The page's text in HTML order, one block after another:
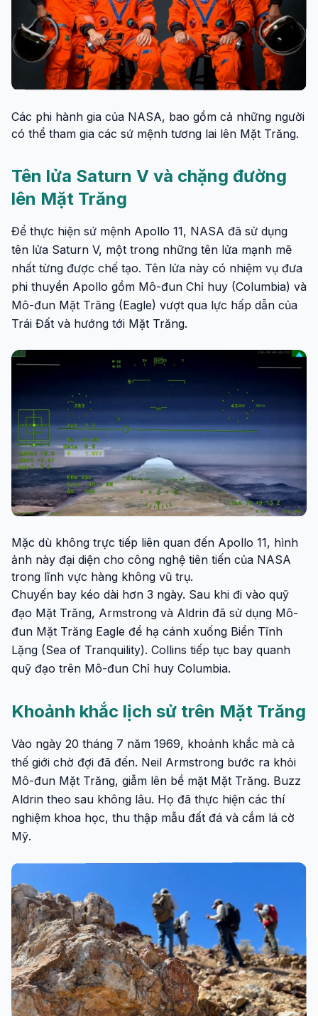
Các phi hành gia của NASA, bao gồm cả những người
có thể tham gia các sứ mệnh tương lai lên Mặt Trăng.
Tên lửa Saturn V và chặng đường
lên Mặt Trăng
Để thực hiện sứ mệnh Apollo 11, NASA đã sử dụng
tên lửa Saturn V, một trong những tên lửa mạnh mẽ
nhất từng được chế tạo. Tên lửa này có nhiệm vụ đưa
phi thuyền Apollo gồm Mô-đun Chỉ huy (Columbia) và
Mô-đun Mặt Trăng (Eagle) vượt qua lực hấp dẫn của
Trái Đất và hướng tới Mặt Trăng.
Mặc dù không trực tiếp liên quan đến Apollo 11, hình
ảnh này đại diện cho công nghệ tiên tiến của NASA
trong lĩnh vực hàng không vũ trụ.
Chuyến bay kéo dài hơn 3 ngày. Sau khi đi vào quỹ
đạo Mặt Trăng, Armstrong và Aldrin đã sử dụng Mô-
đun Mặt Trăng Eagle để hạ cánh xuống Biển Tĩnh
Lặng (Sea of Tranquility). Collins tiếp tục bay quanh
quỹ đạo trên Mô-đun Chỉ huy Columbia.
Khoảnh khắc lịch sử trên Mặt Trăng
Vào ngày 20 tháng 7 năm 1969, khoảnh khắc mà cả
thế giới chờ đợi đã đến. Neil Armstrong bước ra khỏi
Mô-đun Mặt Trăng, giẫm lên bề mặt Mặt Trăng. Buzz
Aldrin theo sau không lâu. Họ đã thực hiện các thí
nghiệm khoa học, thu thập mẫu đất đá và cắm lá cờ
Mỹ.